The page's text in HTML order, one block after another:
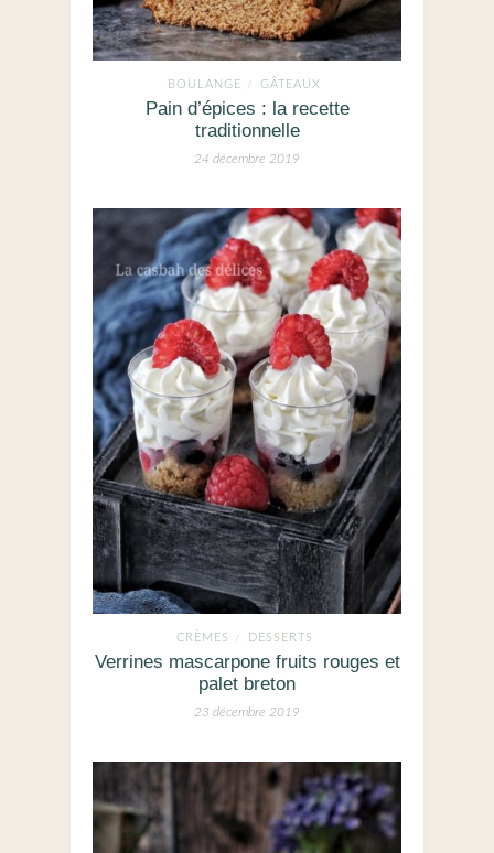
BOULANGE / GÂTEAUX
Pain d’épices : la recette
traditionnelle
24 décembre 2019
CRÈMES / DESSERTS
Verrines mascarpone fruits rouges et
palet breton
23 décembre 2019